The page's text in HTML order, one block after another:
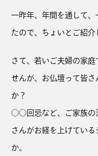
一昨年、年間を通して
たので、ちょいとご紹介
さて、若いご夫婦の家
せんが、お仏壇って皆
か？
○○回忌など、ご家族の
さんがお経を上げてい
か。